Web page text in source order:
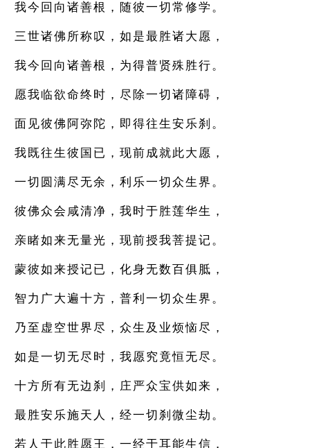
我今回向诸善根，随彼一切常修学。
三世诸佛所称叹，如是最胜诸大愿，
我今回向诸善根，为得普贤殊胜行。
愿我临欲命终时，尽除一切诸障碍，
面见彼佛阿弥陀，即得往生安乐刹。
我既往生彼国已，现前成就此大愿，
一切圆满尽无余，利乐一切众生界。
彼佛众会咸清净，我时于胜莲华生，
亲睹如来无量光，现前授我菩提记。
蒙彼如来授记已，化身无数百俱胝，
智力广大遍十方，普利一切众生界。
乃至虚空世界尽，众生及业烦恼尽，
如是一切无尽时，我愿究竟恒无尽。
十方所有无边刹，庄严众宝供如来，
最胜安乐施天人，经一切刹微尘劫。
若人于此胜愿王，一经于耳能生信，